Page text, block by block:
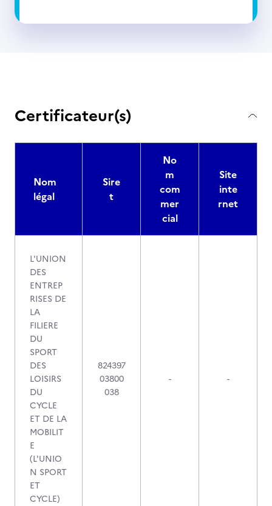
Certificateur(s)
Nom
légal
Sire
t
No
m
com
mer
cial
Site
inte
rnet
L'UNION
DES
ENTREP
RISES DE
LA
FILIERE
DU
SPORT
DES
LOISIRS
DU
CYCLE
ET DE LA
MOBILIT
E
(L'UNIO
N SPORT
ET
CYCLE)
824397
03800
038
- -